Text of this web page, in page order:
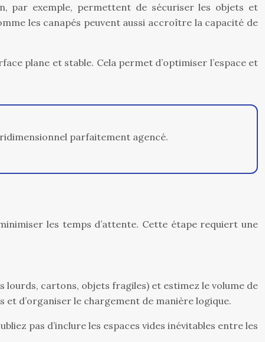
par exemple, permettent de sécuriser les objets et
les canapés peuvent aussi accroître la capacité de
plane et stable. Cela permet d’optimiser l’espace et
parfaitement agencé.
les temps d’attente. Cette étape requiert une
lourds, cartons, objets fragiles) et estimez le volume de
d’organiser le chargement de manière logique.
pas d’inclure les espaces vides inévitables entre les